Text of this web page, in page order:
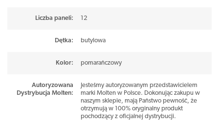
Liczba paneli: 12
Dętka: butylowa
Kolor: pomarańczowy
Autoryzowana
Dystrybucja Molten:
Jesteśmy autoryzowanym przedstawicielem
marki Molten w Polsce. Dokonując zakupu w
naszym sklepie, mają Państwo pewność, że
otrzymują w 100% oryginalny produkt
pochodzący z oficjalnej dystrybucji.